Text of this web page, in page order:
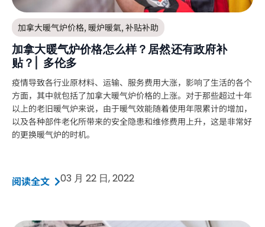
加拿大暖气炉价格, 暖炉暖氣, 补贴补助
加拿大暖气炉价格怎么样？居然还有政府补
贴？| 多伦多
疫情导致各行业原材料、运输、服务费用大涨，影响了生活的各个
方面，其中就包括了加拿大暖气炉价格的上涨。对于那些超过十年
以上的老旧暖气炉来说，由于暖气效能随着使用年限累计的增加，
以及各种部件老化所带来的安全隐患和维修费用上升，这是非常好
的更换暖气炉的时机。
阅读全文 03 月 22 日, 2022